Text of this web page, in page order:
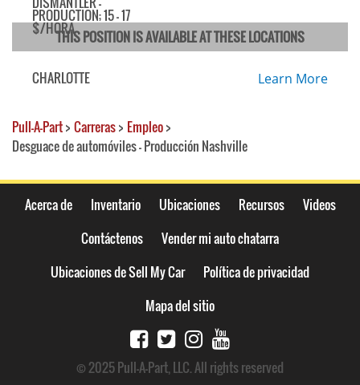
PRODUCTION; 15 - 17
$/HORATHIS POSITION IS AVAILABLE AT THESE LOCATIONS
CHARLOTTE Learn More
Pull-A-Part> Carreras> Empleo>
Desguace de automóviles - Producción Nashville
Acerca de Inventario Ubicaciones Recursos
Videos
Contáctenos
Vender mi auto chatarra
Ubicaciones de Sell My Car
Política de privacidad
Mapa del sitio
© 2025 Pull-A-Part, LLC. All rights reserved